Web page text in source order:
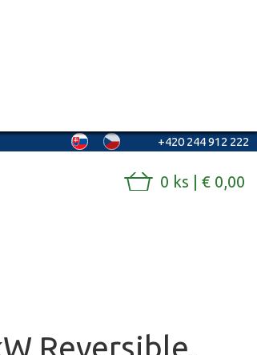
+420 244 912 222
0 ks | € 0,00
Reversible,